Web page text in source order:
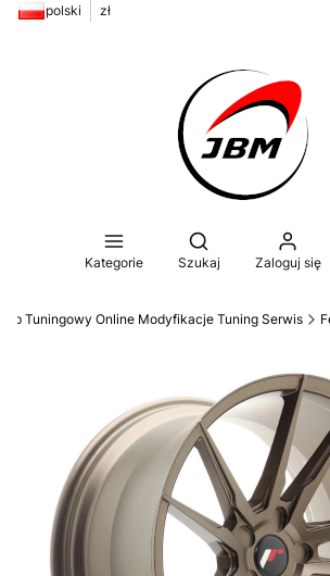
polski zł
Kategorie
Otwórz
Szukaj Zaloguj się
Tuningowy Online Modyfikacje Tuning Serwis